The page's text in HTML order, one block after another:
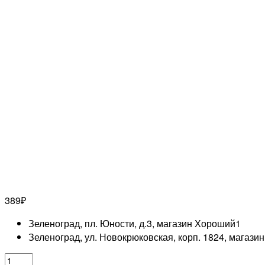
389₽
Зеленоград, пл. Юности, д.3, магазин Хороший1
Зеленоград, ул. Новокрюковская, корп. 1824,
Количество